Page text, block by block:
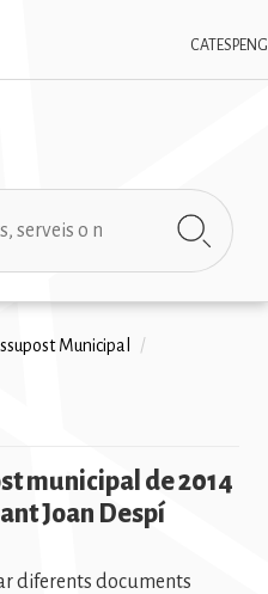
CAT ESPENG
Municipal
/
municipal de 2014
Joan Despí
diferents documents